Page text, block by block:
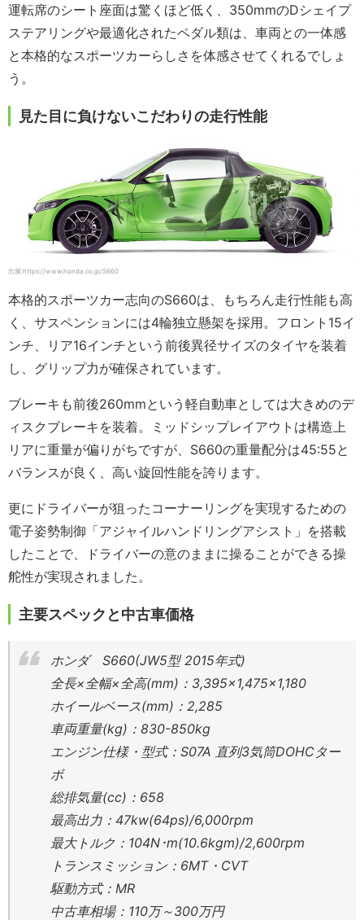
運転席のシート座面は驚くほど低く、350mmのDシェイプ
ステアリングや最適化されたペダル類は、車両との一体感
と本格的なスポーツカーらしさを体感させてくれるでしょ
う。
見た目に負けないこだわりの走行性能
出展:https://www.honda.co.jp/S660
本格的スポーツカー志向のS660は、もちろん走行性能も高
く、サスペンションには4輪独立懸架を採用。フロント15イ
ンチ、リア16インチという前後異径サイズのタイヤを装着
し、グリップ力が確保されています。
ブレーキも前後260mmという軽自動車としては大きめのデ
ィスクブレーキを装着。ミッドシップレイアウトは構造上
リアに重量が偏りがちですが、S660の重量配分は45:55と
バランスが良く、高い旋回性能を誇ります。
更にドライバーが狙ったコーナーリングを実現するための
電子姿勢制御「アジャイルハンドリングアシスト」を搭載
したことで、ドライバーの意のままに操ることができる操
舵性が実現されました。
主要スペックと中古車価格
ホンダ S660(JW5型 2015年式)
全長×全幅×全高(mm)：3,395×1,475×1,180
ホイールベース(mm)：2,285
車両重量(kg)：830-850kg
エンジン仕様・型式：S07A 直列3気筒DOHCター
ボ
総排気量(cc)：658
最高出力：47kw(64ps)/6,000rpm
最大トルク：104N･m(10.6kgm)/2,600rpm
トランスミッション：6MT・CVT
駆動方式：MR
中古車相場：110万～300万円